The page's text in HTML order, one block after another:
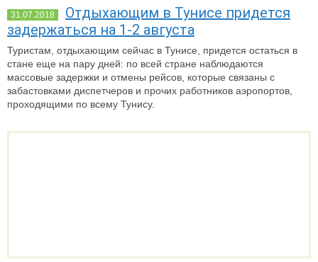
31.07.2018
Отдыхающим в Тунисе придется
задержаться на 1-2 августа
Туристам, отдыхающим сейчас в Тунисе, придется остаться в
стане еще на пару дней: по всей стране наблюдаются
массовые задержки и отмены рейсов, которые связаны с
забастовками диспетчеров и прочих работников аэропортов,
проходящими по всему Тунису.